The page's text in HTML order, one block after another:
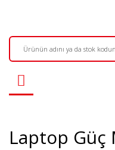
Laptop Güç